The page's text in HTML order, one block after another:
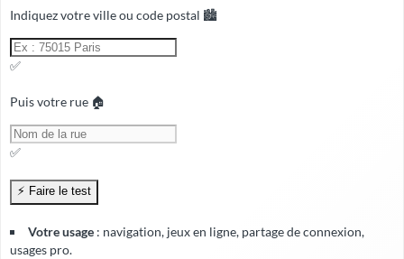
Indiquez votre ville ou code postal 🏙️
✅
Puis votre rue 🏠
✅
Votre usage : navigation, jeux en ligne, partage de connexion,
usages pro.